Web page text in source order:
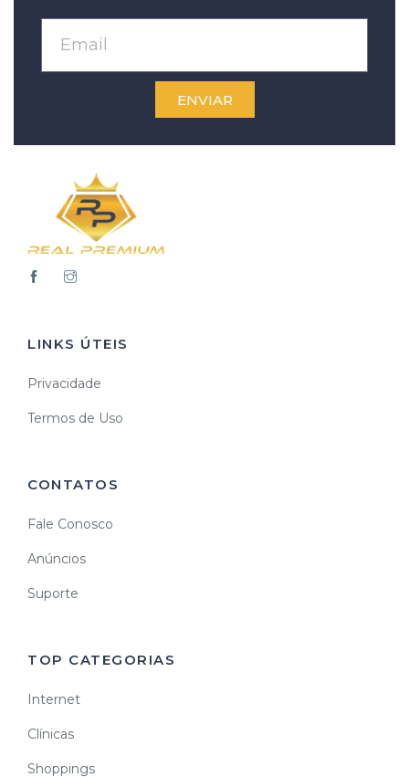
ENVIAR
LINKS ÚTEIS
Privacidade
Termos de Uso
CONTATOS
Fale Conosco
Anúncios
Suporte
TOP CATEGORIAS
Internet
Clínicas
Shoppings